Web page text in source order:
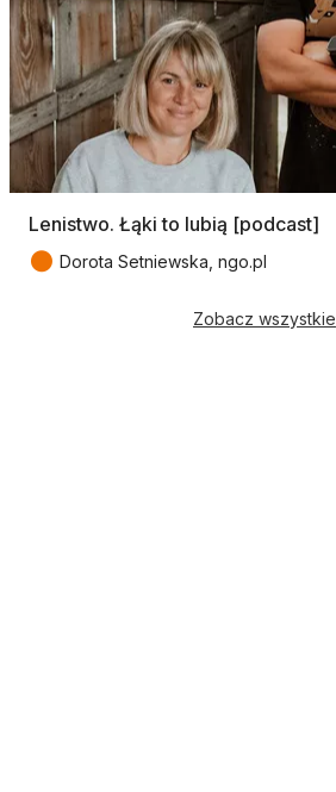
Lenistwo. Łąki to lubią [podcast]
● Dorota Setniewska, ngo.pl
Zobacz wszystkie